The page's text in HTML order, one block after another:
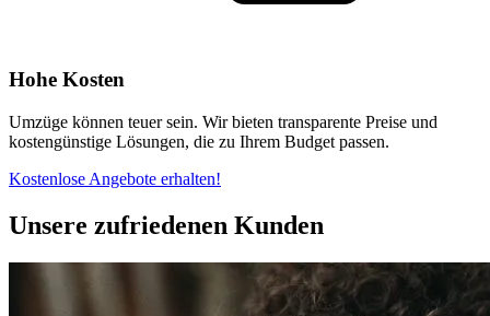
Hohe Kosten
Umzüge können teuer sein. Wir bieten transparente Preise und
kostengünstige Lösungen, die zu Ihrem Budget passen.
Kostenlose Angebote erhalten!
Unsere zufriedenen Kunden